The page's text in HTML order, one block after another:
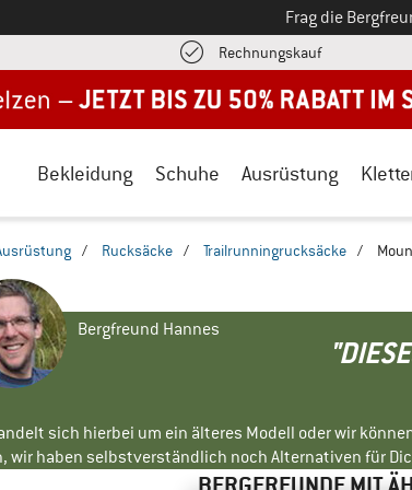
Frag die
RechnungskaufFinde die
Bekleidung Schuhe Ausrüstung
/ Rucksäcke / Trailrunningrucksäcke /
Bergfreund Hannes
sich hierbei um ein älteres Modell oder wir
wir haben selbstverständlich noch Alternativen für